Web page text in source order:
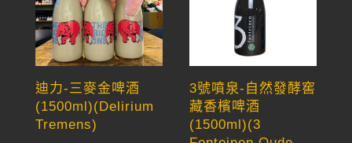
迪力-三麥金啤酒
(1500ml)(Delirium
Tremens)
3號噴泉-自然發酵窖
藏香檳啤酒
(1500ml)(3